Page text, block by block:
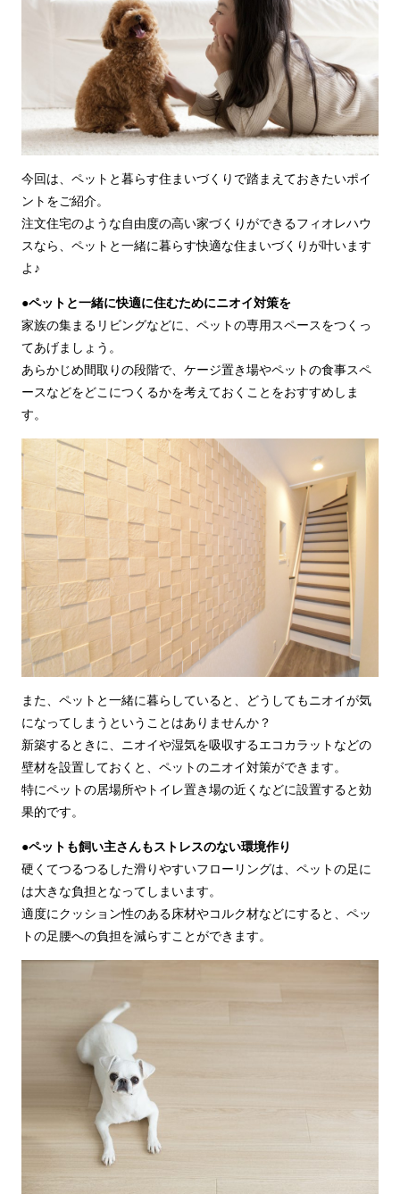
今回は、ペットと暮らす住まいづくりで踏まえておきたいポイ
ントをご紹介。
注文住宅のような自由度の高い家づくりができるフィオレハウ
スなら、ペットと一緒に暮らす快適な住まいづくりが叶います
よ♪
●ペットと一緒に快適に住むためにニオイ対策を
家族の集まるリビングなどに、ペットの専用スペースをつくっ
てあげましょう。
あらかじめ間取りの段階で、ケージ置き場やペットの食事スペ
ースなどをどこにつくるかを考えておくことをおすすめしま
す。
また、ペットと一緒に暮らしていると、どうしてもニオイが気
になってしまうということはありませんか？
新築するときに、ニオイや湿気を吸収するエコカラットなどの
壁材を設置しておくと、ペットのニオイ対策ができます。
特にペットの居場所やトイレ置き場の近くなどに設置すると効
果的です。
●ペットも飼い主さんもストレスのない環境作り
硬くてつるつるした滑りやすいフローリングは、ペットの足に
は大きな負担となってしまいます。
適度にクッション性のある床材やコルク材などにすると、ペッ
トの足腰への負担を減らすことができます。